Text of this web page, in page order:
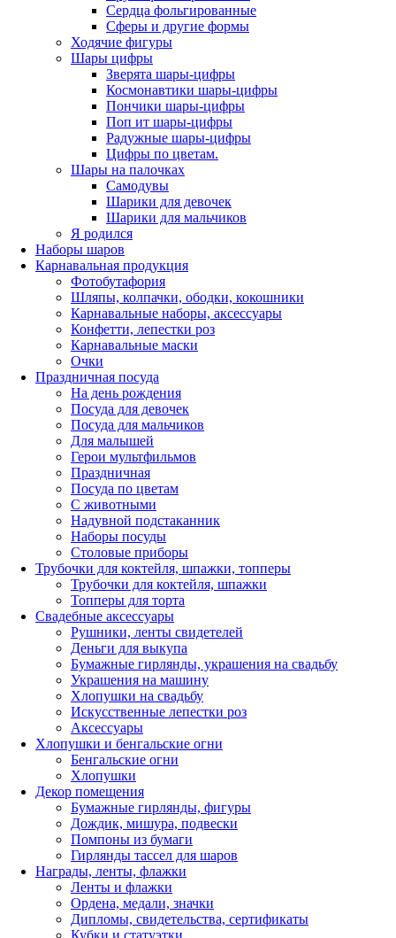
Сердца фольгированные
Сферы и другие формы
Ходячие фигуры
Шары цифры
Зверята шары-цифры
Космонавтики шары-цифры
Пончики шары-цифры
Поп ит шары-цифры
Радужные шары-цифры
Цифры по цветам.
Шары на палочках
Самодувы
Шарики для девочек
Шарики для мальчиков
Я родился
Наборы шаров
Карнавальная продукция
Фотобутафория
Шляпы, колпачки, ободки, кокошники
Карнавальные наборы, аксессуары
Конфетти, лепестки роз
Карнавальные маски
Очки
Праздничная посуда
На день рождения
Посуда для девочек
Посуда для мальчиков
Для малышей
Герои мультфильмов
Праздничная
Посуда по цветам
С животными
Надувной подстаканник
Наборы посуды
Столовые приборы
Трубочки для коктейля, шпажки, топперы
Трубочки для коктейля, шпажки
Топперы для торта
Свадебные аксессуары
Рушники, ленты свидетелей
Деньги для выкупа
Бумажные гирлянды, украшения на свадьбу
Украшения на машину
Хлопушки на свадьбу
Искусственные лепестки роз
Аксессуары
Хлопушки и бенгальские огни
Бенгальские огни
Хлопушки
Декор помещения
Бумажные гирлянды, фигуры
Дождик, мишура, подвески
Помпоны из бумаги
Гирлянды тассел для шаров
Награды, ленты, флажки
Ленты и флажки
Ордена, медали, значки
Дипломы, свидетельства, сертификаты
Кубки и статуэтки